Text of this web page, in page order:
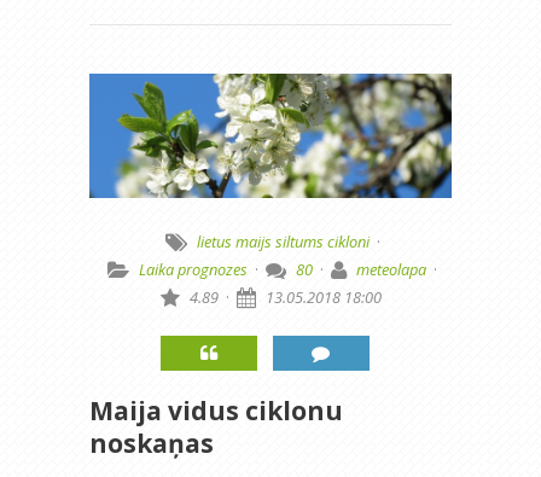
lietus maijs siltums cikloni ·
Laika prognozes · 80 · meteolapa ·
4.89 · 13.05.2018 18:00
Maija vidus ciklonu
noskaņas